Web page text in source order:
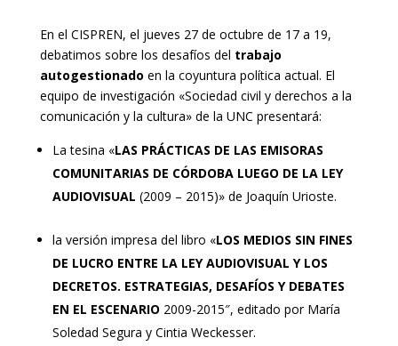
En el CISPREN, el jueves 27 de octubre de 17 a 19,
debatimos sobre los desafíos del trabajo
autogestionado en la coyuntura política actual. El
equipo de investigación «Sociedad civil y derechos a la
comunicación y la cultura» de la UNC presentará:
La tesina «LAS PRÁCTICAS DE LAS EMISORAS
COMUNITARIAS DE CÓRDOBA LUEGO DE LA LEY
AUDIOVISUAL (2009 – 2015)» de Joaquín Urioste.
la versión impresa del libro «LOS MEDIOS SIN FINES
DE LUCRO ENTRE LA LEY AUDIOVISUAL Y LOS
DECRETOS. ESTRATEGIAS, DESAFÍOS Y DEBATES
EN EL ESCENARIO 2009-2015″, editado por María
Soledad Segura y Cintia Weckesser.